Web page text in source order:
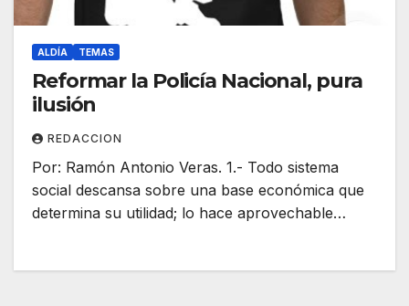
ALDÍA TEMAS
Reformar la Policía Nacional, pura
ilusión
REDACCION
Por: Ramón Antonio Veras. 1.- Todo sistema
social descansa sobre una base económica que
determina su utilidad; lo hace aprovechable…